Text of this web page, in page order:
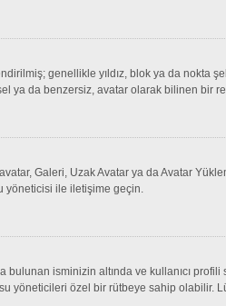
genellikle yıldız, blok ya da
ya da benzersiz, avatar olarak bilinen bir
Galeri, Uzak Avatar ya da Avatar
yöneticisi ile iletişime geçin.
isminizin altında ve kullanıcı
yöneticileri özel bir rütbeye sahip